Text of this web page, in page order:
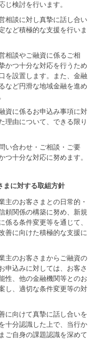
じ検討を行います。
相談に対し真摯に話し合い
など積極的な支援を行いま
相談やご融資に係るご相
かつ十分な対応を行うため
を設置します。また、金融
など円滑な地域金融を進め
資に係るお申込み事項に対
理由について、できる限り
い合わせ・ご相談・ご要
つ十分な対応に努めます。
まに対する取組方針
主のお客さまとの日常的・
頼関係の構築に努め、新規
係る条件変更等を通じて、
善に向けた積極的な支援に
主のお客さまからご融資の
申込みに対しては、お客さ
性、他の金融機関等とのお
し、適切な条件変更等の対
に向けて真摯に話し合いを
十分認識した上で、当行か
ご自身の課題認識を深めて